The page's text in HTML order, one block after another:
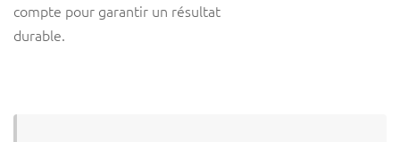
compte pour garantir un résultat
durable.